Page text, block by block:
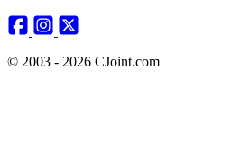
© 2003 - 2026 CJoint.com